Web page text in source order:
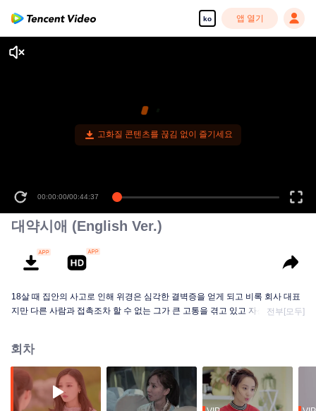
ko 앱 열기
대약시애 (English Ver.)
18살 때 집안의 사고로 인해 위경은 심각한 결벽증을 얻게 되고 비록 회사 대표
지만 다른 사람과 접촉조차 할 수 없는 그가 큰 고통을 겪고 있고 자신을 구해 줄
와 우연히 만난다. 그녀와 접촉할 때는 아무런 거부감도 느끼지 못했음을 발견
된다. 치료가 목적으로 "계약연애"가 시작된다. 서로 티격태격하다가도 어려움
이 생길 때 서로 돕는 과정에서 서로에게 호감을 가지게 된다.계약을 진행하면
서 위경는 주시에 대한 마음도 커진다. 주시 덕분에 아무런 희망도 없던 짝사랑
전부[모두]
회차